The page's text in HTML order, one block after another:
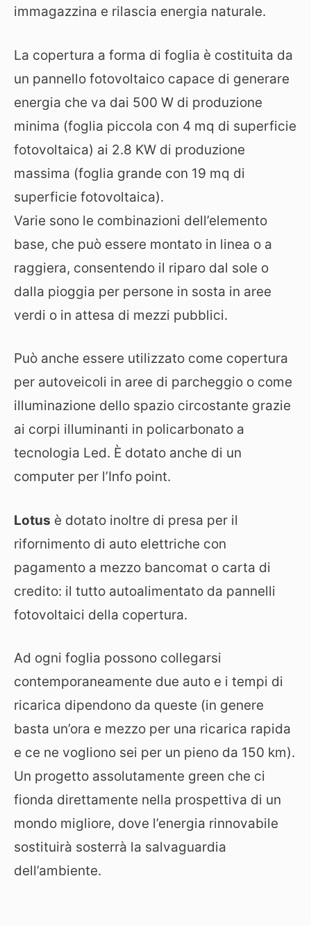
immagazzina e rilascia energia naturale.
La copertura a forma di foglia è costituita da
un pannello fotovoltaico capace di generare
energia che va dai 500 W di produzione
minima (foglia piccola con 4 mq di superficie
fotovoltaica) ai 2.8 KW di produzione
massima (foglia grande con 19 mq di
superficie fotovoltaica).
Varie sono le combinazioni dell’elemento
base, che può essere montato in linea o a
raggiera, consentendo il riparo dal sole o
dalla pioggia per persone in sosta in aree
verdi o in attesa di mezzi pubblici.
Può anche essere utilizzato come copertura
per autoveicoli in aree di parcheggio o come
illuminazione dello spazio circostante grazie
ai corpi illuminanti in policarbonato a
tecnologia Led. È dotato anche di un
computer per l’Info point.
Lotus è dotato inoltre di presa per il
rifornimento di auto elettriche con
pagamento a mezzo bancomat o carta di
credito: il tutto autoalimentato da pannelli
fotovoltaici della copertura.
Ad ogni foglia possono collegarsi
contemporaneamente due auto e i tempi di
ricarica dipendono da queste (in genere
basta un’ora e mezzo per una ricarica rapida
e ce ne vogliono sei per un pieno da 150 km).
Un progetto assolutamente green che ci
fionda direttamente nella prospettiva di un
mondo migliore, dove l’energia rinnovabile
sostituirà sosterrà la salvaguardia
dell’ambiente.